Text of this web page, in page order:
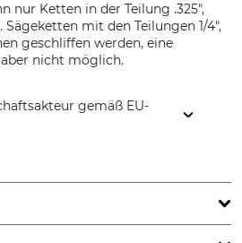
nur Ketten in der Teilung .325",
Sägeketten mit den Teilungen 1/4",
geschliffen werden, eine
nicht möglich.
gemäß EU-